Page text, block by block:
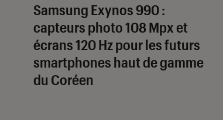
Samsung Exynos 990 :
capteurs photo 108 Mpx et
écrans 120 Hz pour les futurs
smartphones haut de gamme
du Coréen